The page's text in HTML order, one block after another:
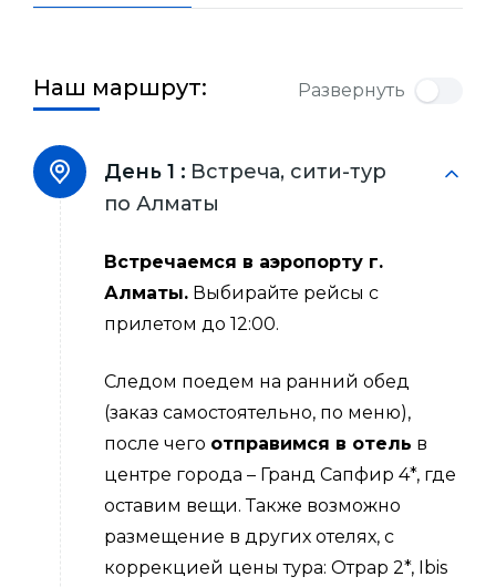
Наш маршрут: Развернуть
День 1 : Встреча, сити-тур
по Алматы
Встречаемся в аэропорту г.
Алматы. Выбирайте рейсы с
прилетом до 12:00.
Следом поедем на ранний обед
(заказ самостоятельно, по меню),
после чего отправимся в отель в
центре города – Гранд Сапфир 4*, где
оставим вещи. Также возможно
размещение в других отелях, с
коррекцией цены тура: Oтрар 2*, Ibis